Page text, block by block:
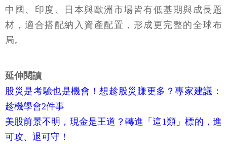
中國、印度、日本與歐洲市場皆有低基期與成長題
材，適合搭配納入資產配置，形成更完整的全球布
局。
延伸閱讀
股災是考驗也是機會！想趁股災賺更多？專家建議：
趁機學會2件事
美股前景不明，現金是王道？轉進「這1類」標的，進
可攻、退可守！